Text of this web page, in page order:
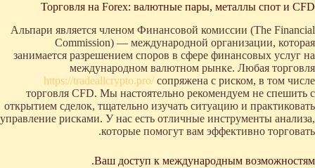
Торговля на Forex: валютные пары, металлы спот и CFD
Альпари является членом Финансовой комиссии (The Financial
Commission) — международной организации, которая
занимается разрешением споров в сфере финансовых услуг на
международном валютном рынке. Любая торговля
https://tradeallcrypto.pro/сопряжена с риском, в том числе
торговля CFD. Мы настоятельно рекомендуем не спешить с
открытием сделок, тщательно изучать ситуацию и практиковать
управление рисками. У нас есть отличные инструменты анализа,
которые помогут вам эффективно торговать.
Ваш доступ к международным возможностям.